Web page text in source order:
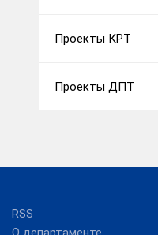
Проекты КРТ
Проекты ДПТ
RSS